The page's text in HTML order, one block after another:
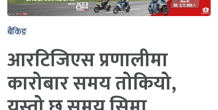
बैंकिङ
आरटिजिएस प्रणालीमा
कारोबार समय तोकियो,